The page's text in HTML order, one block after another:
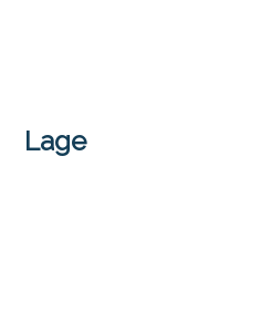
Lage